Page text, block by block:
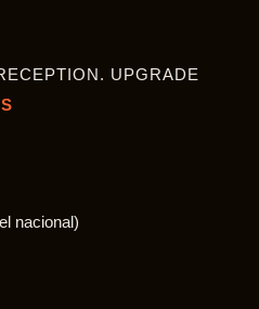
UPGRADE
nacional)